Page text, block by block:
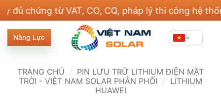
qua
nội
dung
từ VAT, CO, CQ, pháp lý thi công hệ thống điện
Năng Lực
TRANG CHỦ / PIN LƯU TRỮ LITHIUM ĐIỆN MẶT
TRỜI - VIỆT NAM SOLAR PHÂN PHỐI / LITHIUM
HUAWEI